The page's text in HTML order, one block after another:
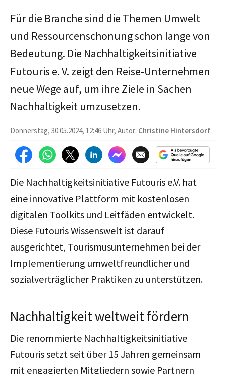
Für die Branche sind die Themen Umwelt
und Ressourcenschonung schon lange von
Bedeutung. Die Nachhaltigkeitsinitiative
Futouris e. V. zeigt den Reise-Unternehmen
neue Wege auf, um ihre Ziele in Sachen
Nachhaltigkeit umzusetzen.
Donnerstag, 30.05.2024, 12:46 Uhr, Autor: Christine Hintersdorf
Die Nachhaltigkeitsinitiative Futouris e.V. hat
eine innovative Plattform mit kostenlosen
digitalen Toolkits und Leitfäden entwickelt.
Diese Futouris Wissenswelt ist darauf
ausgerichtet, Tourismusunternehmen bei der
Implementierung umweltfreundlicher und
sozialverträglicher Praktiken zu unterstützen.
Nachhaltigkeit weltweit fördern
Die renommierte Nachhaltigkeitsinitiative
Futouris setzt seit über 15 Jahren gemeinsam
mit engagierten Mitgliedern sowie Partnern